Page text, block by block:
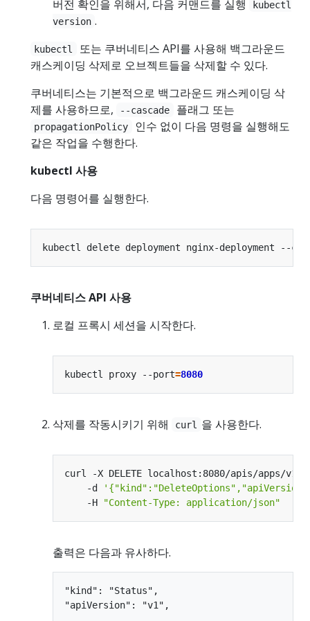
버전 확인을 위해서, 다음 커맨드를 실행
kubectl
version .
kubectl
또는 쿠버네티스 API를 사용해 백그라운드
캐스케이딩 삭제로 오브젝트들을 삭제할 수 있다.
쿠버네티스는 기본적으로 백그라운드 캐스케이딩 삭
제를 사용하므로,
--cascade 플래그 또는
propagationPolicy
인수 없이 다음 명령을 실행해도
같은 작업을 수행한다.
kubectl 사용
다음 명령어를 실행한다.
kubectl delete deployment nginx-deployment --
쿠버네티스 API 사용
로컬 프록시 세션을 시작한다.
kubectl proxy --port=8080
삭제를 작동시키기 위해 curl 을 사용한다.
curl -X DELETE localhost:8080/apis/apps/v1/
    -d
    -H
"Content-Type: application/json"
출력은 다음과 유사하다.
"kind": "Status",
"apiVersion": "v1",